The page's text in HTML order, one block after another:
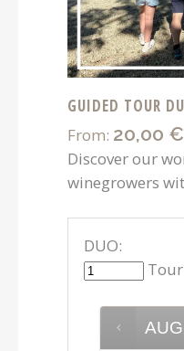
GUIDED TOUR
From: 20,00 €
Discover our
winegrowers
DUO: